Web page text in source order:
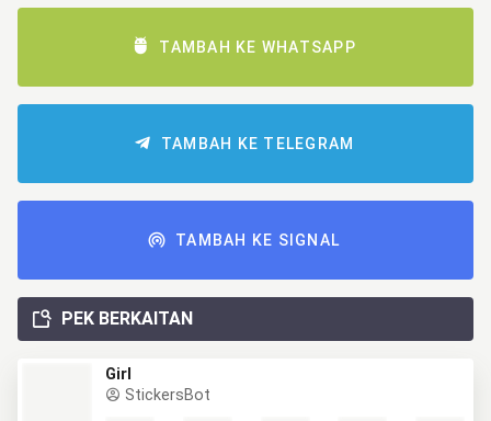
TAMBAH KE WHATSAPP
TAMBAH KE TELEGRAM
TAMBAH KE SIGNAL
PEK BERKAITAN
Girl
StickersBot